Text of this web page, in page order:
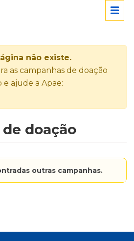
não existe.
as campanhas de doação
e ajude a Apae:
doação
outras campanhas.